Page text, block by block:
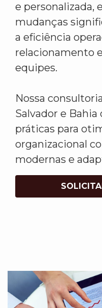
e personalizada,
mudanças
a eficiência
relacionamento
equipes.
Nossa
Salvador e
práticas para
organizacional
modernas e